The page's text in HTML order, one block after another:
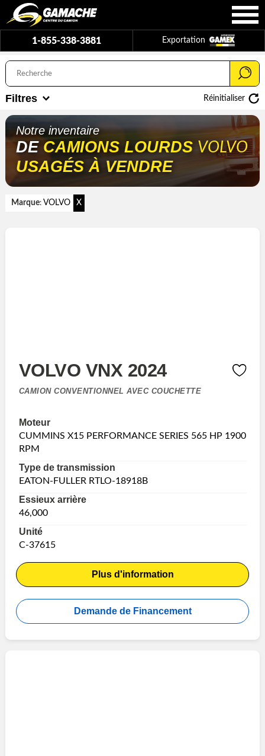
1-855-338-3881 Exportation
Filtres Réinitialiser
Notre inventaire
DE CAMIONS LOURDS VOLVO
USAGÉS À VENDRE
Marque: VOLVO X
VOLVO VNX 2024
CAMION CONVENTIONNEL AVEC COUCHETTE
Moteur
CUMMINS X15 PERFORMANCE SERIES 565 HP 1900
RPM
Type de transmission
EATON-FULLER RTLO-18918B
Essieux arrière
46,000
Unité
C-37615
Plus d'information
Demande de Financement